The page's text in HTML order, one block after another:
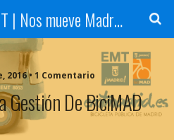
El blog de la EMT | Nos mueve Madrid
2016 • 1 Comentario
Gestión De BiciMAD